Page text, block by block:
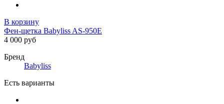
В корзину
Фен-щетка Babyliss AS-950E
4 000 руб
Бренд
Babyliss
Есть варианты